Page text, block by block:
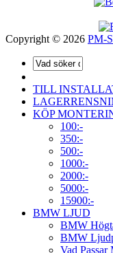
Copyright © 2026 PM-
TILL
KÖP
100:-
350:-
500:-
1000:-
2000:-
5000:-
15900:-
BMW LJUD
BMW
BMW
Vad